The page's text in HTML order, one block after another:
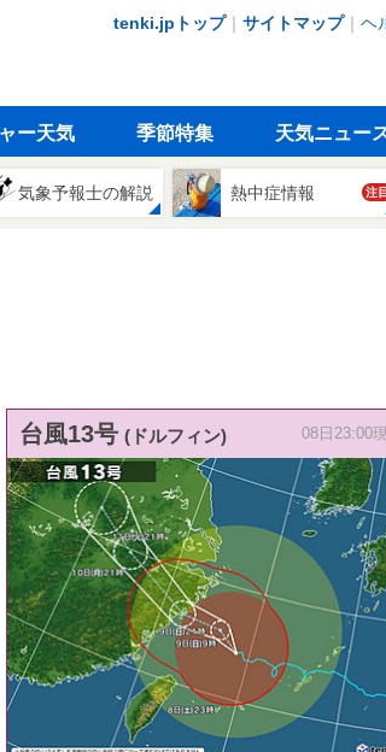
tenki.jpトップ｜ サイトマップ｜ ヘ
ー天気 季節特集 天気ニュー
気象予報士の解説 熱中症情報 注目
台風13号 (ドルフィン) 08日23:00